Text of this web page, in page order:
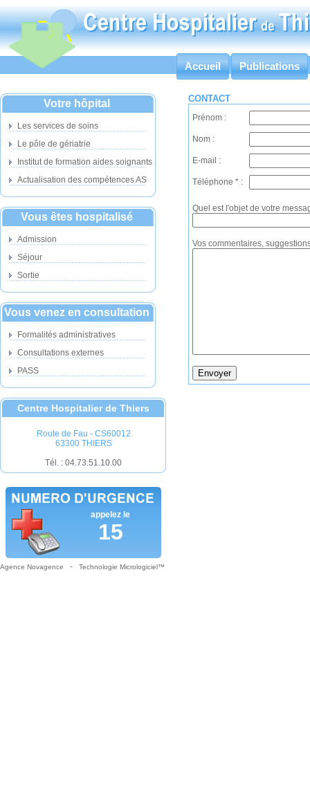
Accueil Publications
Votre hôpital
Les services de soins
Le pôle de gériatrie
Institut de formation aides soignants
Actualisation des compétences AS
Vous êtes hospitalisé
Admission
Séjour
Sortie
Vous venez en consultation
Formalités administratives
Consultations externes
PASS
Centre Hospitalier de Thiers
Route de Fau - CS60012
63300 THIERS
Tél. : 04.73.51.10.00
appelez le
15
CONTACT
Prénom :
Nom :
E-mail :
Téléphone * :
Quel est l'objet de votre
Vos commentaires,
Agence Novagence - Technologie Micrologiciel™